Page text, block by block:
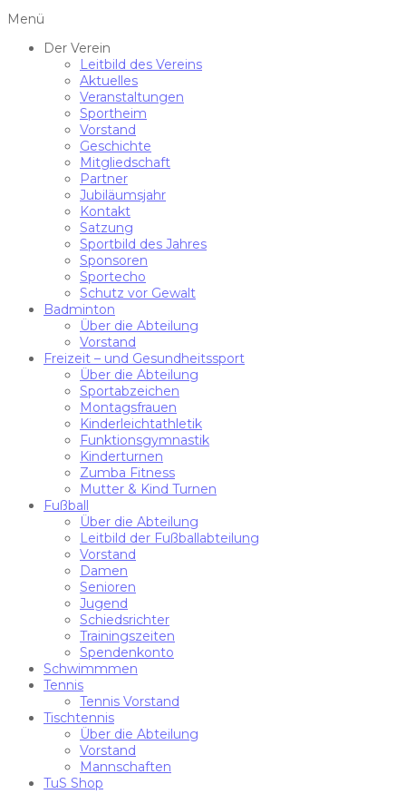
Menü
Der Verein
Leitbild des Vereins
Aktuelles
Veranstaltungen
Sportheim
Vorstand
Geschichte
Mitgliedschaft
Partner
Jubiläumsjahr
Kontakt
Satzung
Sportbild des Jahres
Sponsoren
Sportecho
Schutz vor Gewalt
Badminton
Über die Abteilung
Vorstand
Freizeit – und Gesundheitssport
Über die Abteilung
Sportabzeichen
Montagsfrauen
Kinderleichtathletik
Funktionsgymnastik
Kinderturnen
Zumba Fitness
Mutter & Kind Turnen
Fußball
Über die Abteilung
Leitbild der Fußballabteilung
Vorstand
Damen
Senioren
Jugend
Schiedsrichter
Trainingszeiten
Spendenkonto
Schwimmmen
Tennis
Tennis Vorstand
Tischtennis
Über die Abteilung
Vorstand
Mannschaften
TuS Shop